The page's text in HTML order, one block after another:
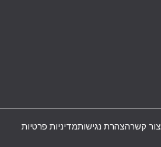
צור קשרהצהרת נגישותמדיניות פרטיות